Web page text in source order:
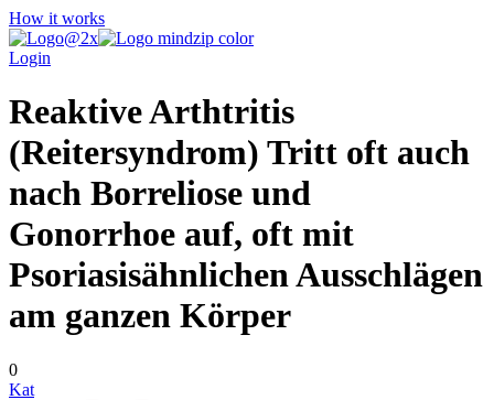
How it works
Login
Reaktive Arthtritis
(Reitersyndrom) Tritt oft auch
nach Borreliose und
Gonorrhoe auf, oft mit
Psoriasisähnlichen Ausschlägen
am ganzen Körper
0
Kat